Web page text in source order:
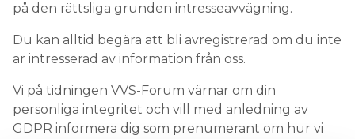
SEARCH
på den rättsliga grunden intresseavvägning.
Du kan alltid begära att bli avregistrerad om du inte
är intresserad av information från oss.
Vi på tidningen VVS-Forum värnar om din
personliga integritet och vill med anledning av
GDPR informera dig som prenumerant om hur vi